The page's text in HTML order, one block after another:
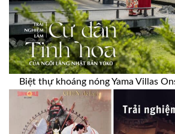
Biệt thự khoáng nóng Yama Villas